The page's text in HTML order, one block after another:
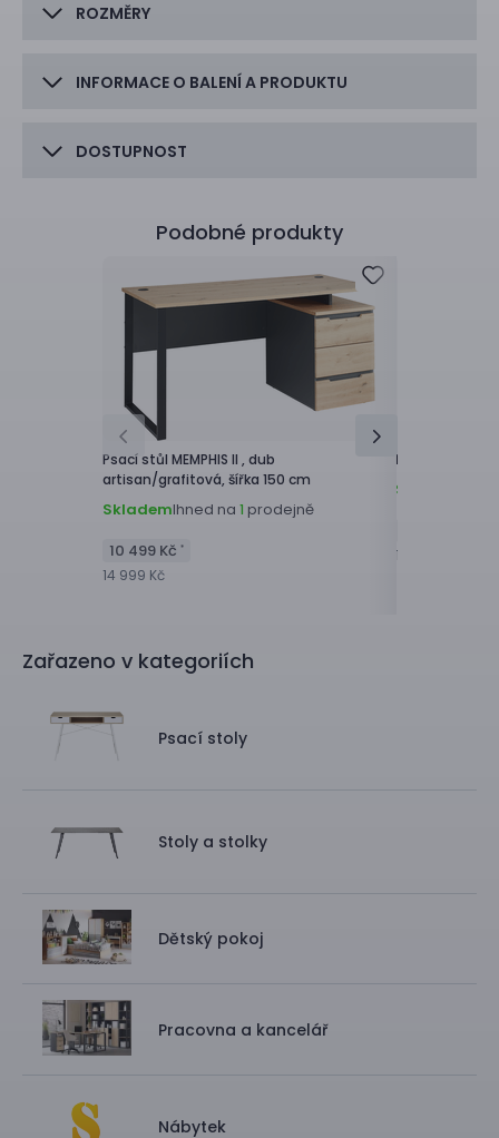
ROZMĚRY
INFORMACE O BALENÍ A PRODUKTU
DOSTUPNOST
Podobné produkty
Psací stůl MEMPHIS II , dub
artisan/grafitová, šířka 150 cm
SklademIhned na 1 prodejně
10 499 Kč *
14 999 Kč
Psací stůl
Skladem
14 999 Kč
Zařazeno v kategoriích
Psací stoly
Stoly a stolky
Dětský pokoj
Pracovna a kancelář
Nábytek